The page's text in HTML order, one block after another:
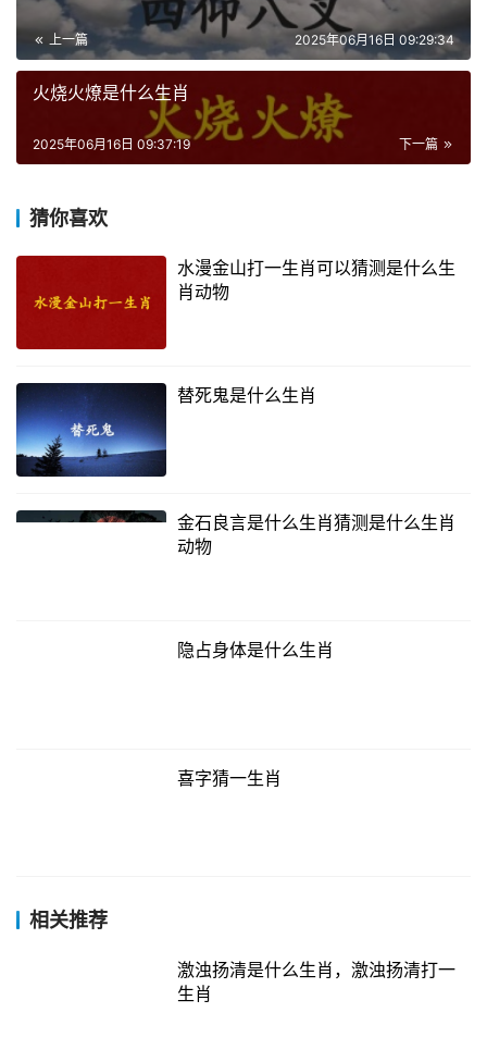
上一篇 2025年06月16日 09:29:34
火烧火燎是什么生肖
下一篇
2025年06月16日 09:37:19
猜你喜欢
水漫金山打一生肖可以猜测是什么生
肖动物
替死鬼是什么生肖
金石良言是什么生肖猜测是什么生肖
动物
隐占身体是什么生肖
喜字猜一生肖
相关推荐
激浊扬清是什么生肖，激浊扬清打一
生肖